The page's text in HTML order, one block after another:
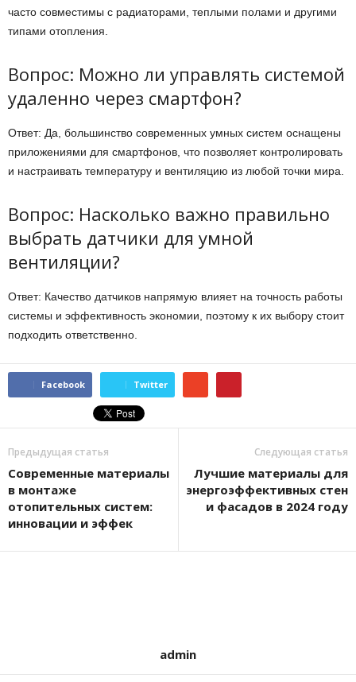
часто совместимы с радиаторами, теплыми полами и другими
типами отопления.
Вопрос: Можно ли управлять системой
удаленно через смартфон?
Ответ: Да, большинство современных умных систем оснащены
приложениями для смартфонов, что позволяет контролировать
и настраивать температуру и вентиляцию из любой точки мира.
Вопрос: Насколько важно правильно
выбрать датчики для умной
вентиляции?
Ответ: Качество датчиков напрямую влияет на точность работы
системы и эффективность экономии, поэтому к их выбору стоит
подходить ответственно.
Facebook Twitter
Предыдущая статья
Современные материалы
в монтаже
отопительных систем:
инновации и эффек
Следующая статья
Лучшие материалы для
энергоэффективных стен
и фасадов в 2024 году
admin